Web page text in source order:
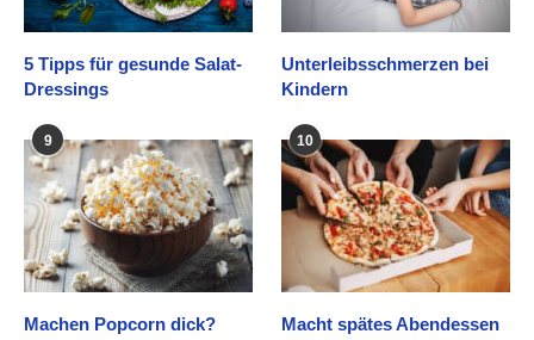
5 Tipps für gesunde Salat-
Dressings
Unterleibsschmerzen bei
Kindern
9
Machen Popcorn dick?
10
Macht spätes Abendessen